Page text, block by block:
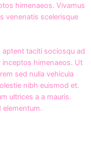
himenaeos. Vivamus
venenatis scelerisque
aptent taciti sociosqu ad
himenaeos. Ut
sed nulla vehicula
nibh euismod et.
ultrices a a mauris.
elementum.